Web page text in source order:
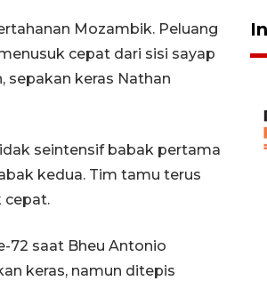
Mozambik. Peluang
cepat dari sisi sayap
sepakan keras Nathan
seintensif babak pertama
kedua. Tim tamu terus
cepat.
72 saat Bheu Antonio
keras, namun ditepis